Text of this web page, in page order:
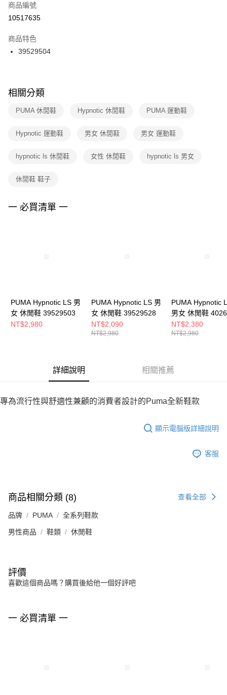
【「AFTEE先享後付」結帳流程】
１．於結帳方式選擇「AFTEE先享後付」後，將跳轉至「AFTEE先享後付」
２．訂單成立數日內，您將收到繳費通知簡訊。
３．收到繳費通知簡訊後14天內，點擊此簡訊中的連結，可透過四大超商／
ATM／網路銀行／等多元方式進行付款，方視為交易完成。
※ 交易是否成功請以「AFTEE先享後付 」之結帳頁面顯示為準，若有關於
是否繳費成功／繳費後需取消欲退款等相關疑問，請聯繫「AFTEE先享後付
客戶支援中心」https://netprotections.freshdesk.com/support/home
１．透過由恩沛科技股份有限公司提供之「AFTEE先享後付」服務完成之交
權轉讓予恩沛科技股份有限公司。
３．未成年的使用者請事先徵得法定代理人或監護人之同意方可使用
４．使用「AFTEE先享後付」時，將依據個別帳號之用戶狀況，依本公司即
宅配
每筆NT$100，滿NT$1,500(含以上)免運費
付款後門市自取
每筆NT$100，滿NT$1,500(含以上)免運費
商品編號
10517635
商品特色
39529504
相關分類
PUMA 休閒鞋 Hypnotic 休閒鞋 PUMA 運動鞋
Hypnotic 運動鞋 男女 休閒鞋 男女 運動鞋
hypnotic ls 休閒鞋 女性 休閒鞋 hypnotic ls 男女
休閒鞋 鞋子
一 必買清單 一
PUMA Hypnotic LS 男
女 休閒鞋 39529503
NT$2,980
PUMA Hypnotic LS 男
女 休閒鞋 39529528
NT$2,090
NT$2,980
PUMA Hypnotic
男女 休閒鞋
NT$2,380
NT$2,980
詳細說明 相關推薦
專為流行性與舒適性兼顧的消費者設計的Puma全新鞋款
顯示電腦版詳細說明
客服
商品相關分類 (8) 查看全部
品牌 PUMA 全系列鞋款
男性商品 鞋類 休閒鞋
評價
喜歡這個商品嗎？購買後給他一個好評吧
一 必買清單 一